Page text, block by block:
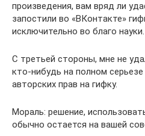
произведения, вам вряд ли
запостили во «ВКонтакте»
исключительно во благо науки.
С третьей стороны, мне не
кто-нибудь на полном
авторских прав на гифку.
Мораль: решение,
обычно остается на вашей